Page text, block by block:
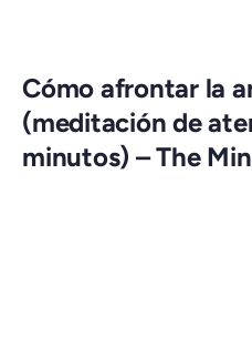
Cómo afrontar la
(meditación de
minutos) – The